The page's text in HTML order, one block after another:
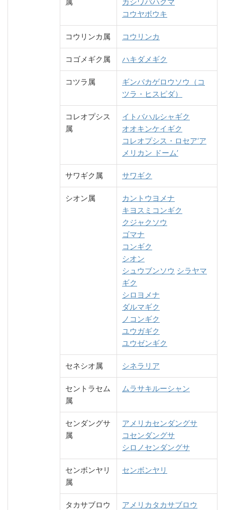
コウヤボウキ
コウリンカ属 コウリンカ
コゴメギク属 ハキダメギク
コツラ属
ギンバカゲロウソウ（コ
ツラ・ヒスピダ）
コレオプシス
属
イトバハルシャギク
オオキンケイギク
コレオプシス・ロセア‘ア
メリカン ドーム’
サワギク属 サワギク
シオン属
カントウヨメナ
キヨスミコンギク
クジャクソウ
ゴマナ
コンギク
シオン
シュウブンソウ シラヤマ
ギク
シロヨメナ
ダルマギク
ノコンギク
ユウガギク
ユウゼンギク
セネシオ属 シネラリア
セントラセム
属
ムラサキルーシャン
センダングサ
属
アメリカセンダングサ
コセンダングサ
シロノセンダングサ
センボンヤリ
属
センボンヤリ
タカサブロウ
アメリカタカサブロウ